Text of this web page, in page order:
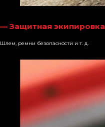
— Защитная экипировка
Шлем, ремни безопасности и т. д.